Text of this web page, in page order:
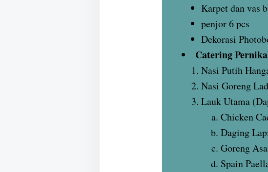
Karpet dan vas
penjor 6 pcs
Dekorasi
Catering
Nasi Putih
Nasi Goreng
Lauk Utama
Chicken
Daging
Goreng
Spain